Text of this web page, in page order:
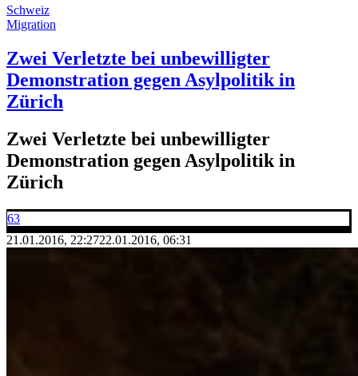
Schweiz
Migration
Zwei Verletzte bei unbewilligter
Demonstration gegen Asylpolitik in
Zürich
Zwei Verletzte bei unbewilligter
Demonstration gegen Asylpolitik in
Zürich
63
21.01.2016, 22:2722.01.2016, 06:31